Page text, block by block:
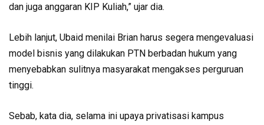
dan juga anggaran KIP Kuliah,” ujar dia.
Lebih lanjut, Ubaid menilai Brian harus segera mengevaluasi
model bisnis yang dilakukan PTN berbadan hukum yang
menyebabkan sulitnya masyarakat mengakses perguruan
tinggi.
Sebab, kata dia, selama ini upaya privatisasi kampus